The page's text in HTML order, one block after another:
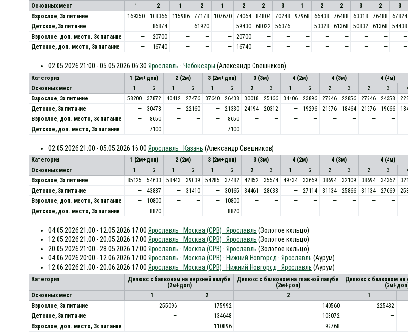
Основных мест
1 2 1 2 1 2 2 3 1 2 2 3 2 3
Взрослое, 3х питание
169350 108366 115986 77178 107670 74064 84804 70248 97968 66438 76488 63318 76488 67824
Детское, 3х питание
— 86874 — 61920 — 59430 68022 56376 — 53328 61368 50832 61368 54438
Взрослое, доп. место, 3x питание
— 20700 — — — 20700 — — — — — — — —
Детское, доп. место, 3x питание
— 16740 — — — 16740 — — — — — — — —
02.05.2026 21:00 - 05.05.2026 06:30 Ярославль · Чебоксары (Александр Свешников)
Категория 1 (2м+доп) 2 (2м) 3 (2м+доп) 3 (3м) 4 (2м) 4 (3м) 4 (4м)
Основных мест
1 2 1 2 1 2 2 3 1 2 2 3 2 3
Взрослое, 3х питание
58200 37872 40412 27476 37640 26438 30018 25166 34406 23896 27246 22856 27246 24358
Детское, 3х питание
— 30478 — 22160 — 21330 24194 20312 — 19296 21976 18464 21976 19666
Взрослое, доп. место, 3x питание
— 8650 — — — 8650 — — — — — — — —
Детское, доп. место, 3x питание
— 7100 — — — 7100 — — — — — — — —
02.05.2026 21:00 - 05.05.2026 16:00 Ярославль · Казань (Александр Свешников)
Категория 1 (2м+доп) 2 (2м) 3 (2м+доп) 3 (3м) 4 (2м) 4 (3м) 4 (4м)
Основных мест
1 2 1 2 1 2 2 3 1 2 2 3 2 3
Взрослое, 3х питание
85125 54633 58443 39039 54285 37482 42852 35574 49434 33669 38694 32109 38694 34362
Детское, 3х питание
— 43887 — 31410 — 30165 34461 28638 — 27114 31134 25866 31134 27669
Взрослое, доп. место, 3x питание
— 10800 — — — 10800 — — — — — — — —
Детское, доп. место, 3x питание
— 8820 — — — 8820 — — — — — — — —
04.05.2026 21:00 - 12.05.2026 17:00 Ярославль · Москва (СРВ) · Ярославль (Золотое кольцо)
12.05.2026 21:00 - 20.05.2026 17:00 Ярославль · Москва (СРВ) · Ярославль (Золотое кольцо)
20.05.2026 21:00 - 28.05.2026 17:00 Ярославль · Москва (СРВ) · Ярославль (Золотое кольцо)
04.06.2026 20:00 - 12.06.2026 17:00 Ярославль · Москва (СРВ) · Нижний Новгород · Ярославль (Аурум)
12.06.2026 21:00 - 20.06.2026 17:00 Ярославль · Москва (СРВ) · Нижний Новгород · Ярославль (Аурум)
Категория
Делюкс с балконом на верхней палубе
(2м+доп)
Делюкс с балконом на главной палубе
(2м+доп)
Делюкс с балконом на
Основных мест
1 2 2 1
Взрослое, 3х питание
255096 175992 140560 225432
Детское, 3х питание
— 134648 108072 —
Взрослое, доп. место, 3x питание
— 110896 92768 —